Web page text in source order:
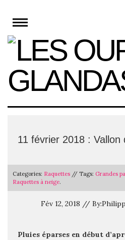
content
11 février 2018 : Vallon
Categories: Raquettes // Tags: Grandes
Raquettes à neige.
Fév 12, 2018 //
Pluies éparses en début